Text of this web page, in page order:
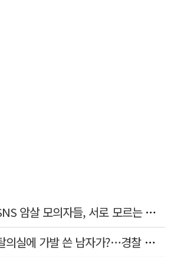
"정청래 죽이자" SNS 암살 모의자들, 서로 모르는 사이였다…檢송치
케리비안 베이 女탈의실에 가발 쓴 남자가?…경찰 추적 중